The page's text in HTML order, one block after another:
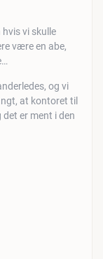
vi skulle
være en abe,
og vi
at kontoret til
er ment i den